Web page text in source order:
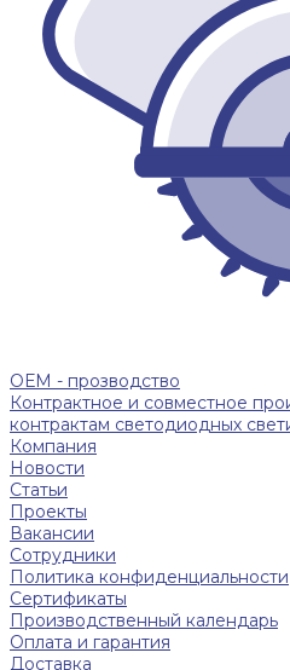
ОЕМ - прозводство
Контрактное и совместное
контрактам светодиодных
Компания
Новости
Статьи
Проекты
Вакансии
Сотрудники
Политика конфиденциальности
Сертификаты
Производственный календарь
Оплата и гарантия
Доставка